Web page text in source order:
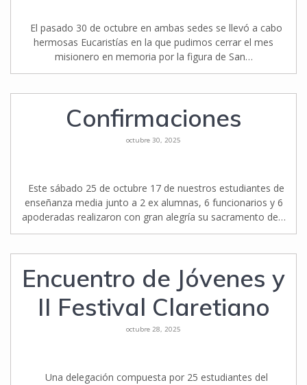
El pasado 30 de octubre en ambas sedes se llevó a cabo
hermosas Eucaristías en la que pudimos cerrar el mes
misionero en memoria por la figura de San…
Confirmaciones
octubre 30, 2025
Este sábado 25 de octubre 17 de nuestros estudiantes de
enseñanza media junto a 2 ex alumnas, 6 funcionarios y 6
apoderadas realizaron con gran alegría su sacramento de…
Encuentro de Jóvenes y
II Festival Claretiano
octubre 28, 2025
Una delegación compuesta por 25 estudiantes del